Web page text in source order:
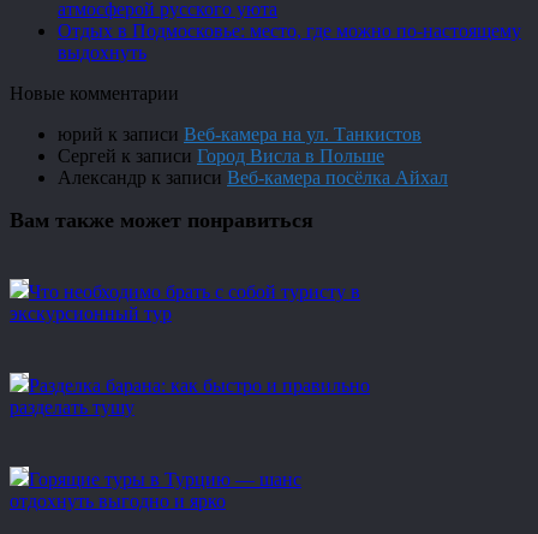
атмосферой русского уюта
Отдых в Подмосковье: место, где можно по-настоящему
выдохнуть
Новые комментарии
юрий к записи Веб-камера на ул. Танкистов
Сергей к записи Город Висла в Польше
Александр к записи Веб-камера посёлка Айхал
Вам также может понравиться
Что необходимо брать с собой туристу в
экскурсионный тур
Разделка барана: как быстро и правильно
разделать тушу
Горящие туры в Турцию — шанс
отдохнуть выгодно и ярко